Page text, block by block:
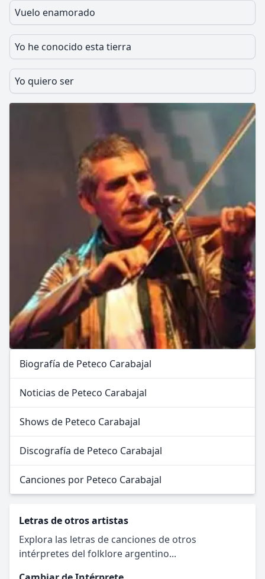
Vuelo enamorado
Yo he conocido esta tierra
Yo quiero ser
Biografía de Peteco Carabajal
Noticias de Peteco Carabajal
Shows de Peteco Carabajal
Discografía de Peteco Carabajal
Canciones por Peteco Carabajal
Letras de otros artistas
Explora las letras de canciones de otros
intérpretes del folklore argentino...